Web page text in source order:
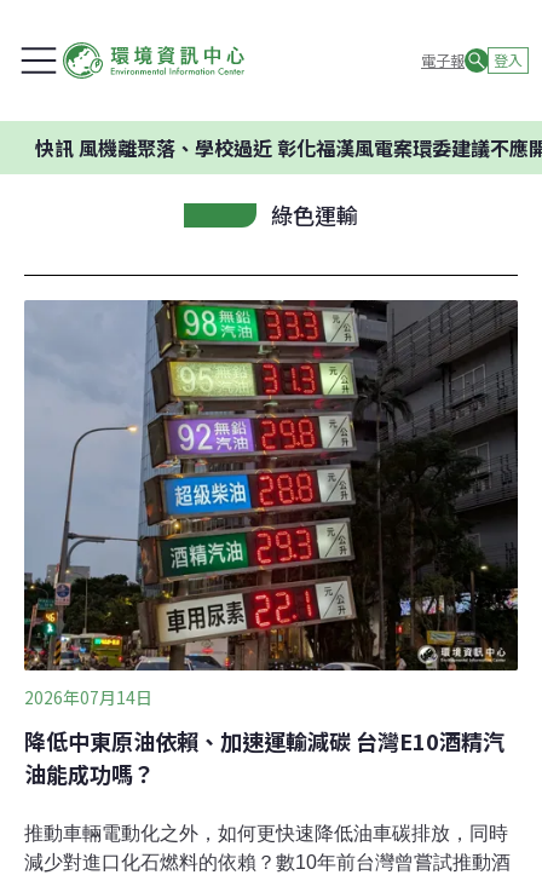
電子報 登入
機離聚落、學校過近 彰化福漢風電案環委建議不應開發
綠色運輸
2026年07月14日
降低中東原油依賴、加速運輸減碳 台灣E10酒精汽
油能成功嗎？
推動車輛電動化之外，如何更快速降低油車碳排放，同時
減少對進口化石燃料的依賴？數10年前台灣曾嘗試推動酒